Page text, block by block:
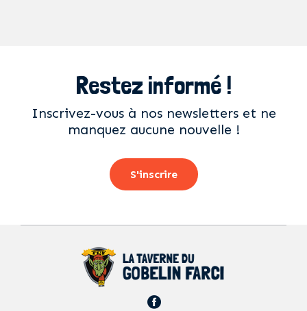
Restez informé !
Inscrivez-vous à nos newsletters et ne
manquez aucune nouvelle !
S'inscrire